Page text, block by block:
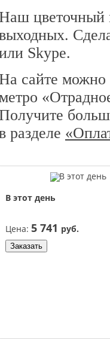
цветочный
Skype.
сайте можно
разделе
В этот день
Цена: 5 741 руб.
Заказать